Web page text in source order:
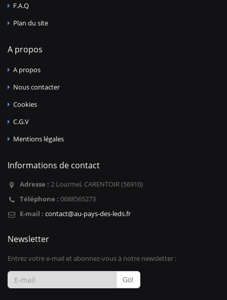
F.A.Q
Plan du site
A propos
A propos
Nous contacter
Cookies
C.G.V
Mentions légales
Informations de contact
Adresse : 2 Lourmel, CARENTOIR (56910)
Téléphone : 0688565273
E-mail : contact@au-pays-des-leds.fr
Newsletter
Entrez votre e-mail et abonnez-vous à notre newsletter :
Go!